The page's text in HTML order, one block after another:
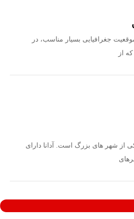
جغرافیایی بسیار مناسب، در
از
یکی از شهر های بزرگ است. آدانا دارای